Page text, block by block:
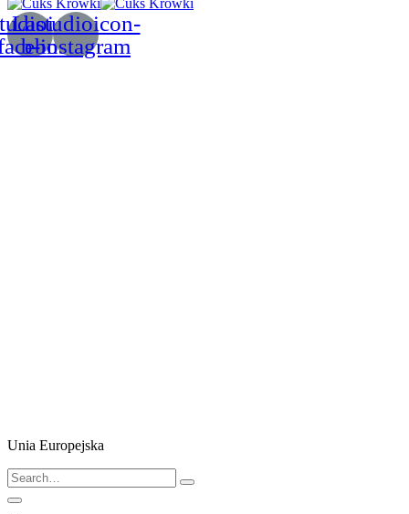
Lastudioicon-
b-instagram
Unia Europejska